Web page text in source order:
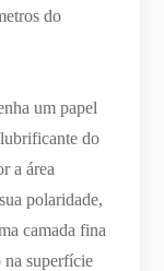
do
um papel
do
a área
polaridade,
camada fina
na superfície